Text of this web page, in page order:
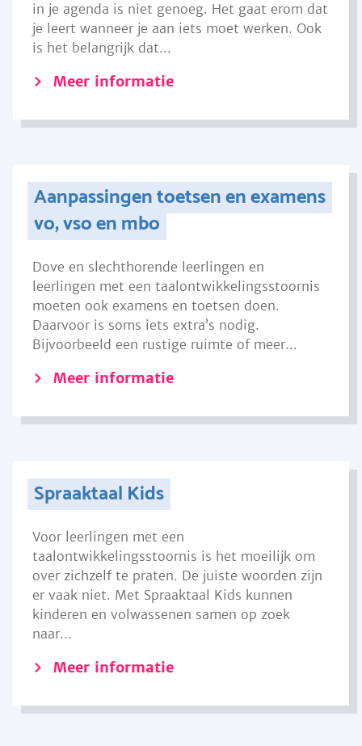
in je agenda is niet genoeg. Het gaat erom dat
je leert wanneer je aan iets moet werken. Ook
is het belangrijk dat...
Meer informatie
Aanpassingen toetsen en examens
vo, vso en mbo
Dove en slechthorende leerlingen en
leerlingen met een taalontwikkelingsstoornis
moeten ook examens en toetsen doen.
Daarvoor is soms iets extra’s nodig.
Bijvoorbeeld een rustige ruimte of meer...
Meer informatie
Spraaktaal Kids
Voor leerlingen met een
taalontwikkelingsstoornis is het moeilijk om
over zichzelf te praten. De juiste woorden zijn
er vaak niet. Met Spraaktaal Kids kunnen
kinderen en volwassenen samen op zoek
naar...
Meer informatie